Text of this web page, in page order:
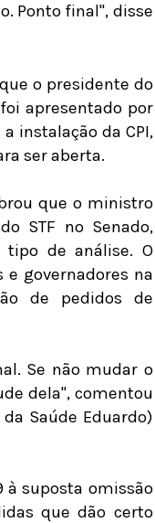
Ponto final", disse
o presidente do
apresentado por
instalação da CPI,
ser aberta.
que o ministro
STF no Senado,
tipo de análise. O
e governadores na
de pedidos de
Se não mudar o
dela", comentou
Saúde Eduardo)
à suposta omissão
que dão certo